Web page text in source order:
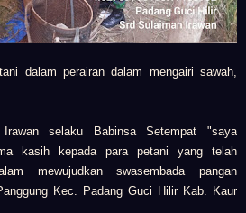
dalam perairan dalam mengairi sawah,
selaku Babinsa Setempat "saya
kasih kepada para petani yang telah
mewujudkan swasembada pangan
Kec. Padang Guci Hilir Kab. Kaur